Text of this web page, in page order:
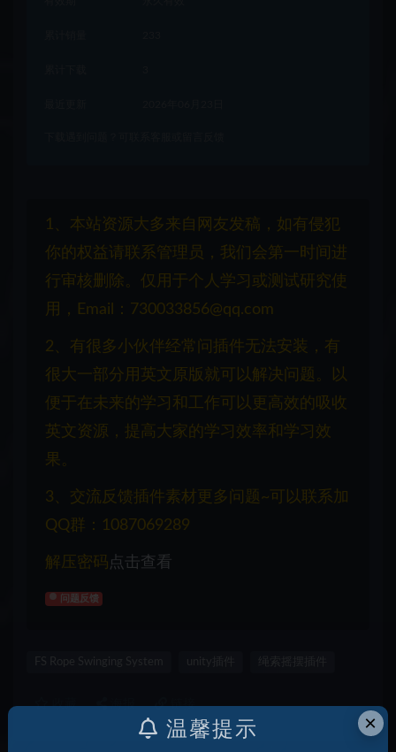
1、本站资源大多来自网友发稿，如有侵犯
你的权益请联系管理员，我们会第一时间进
行审核删除。仅用于个人学习或测试研究使
用，Email：730033856@qq.com
2、有很多小伙伴经常问插件无法安装，有
很大一部分用英文原版就可以解决问题。以
便于在未来的学习和工作可以更高效的吸收
英文资源，提高大家的学习效率和学习效
果。
3、交流反馈插件素材更多问题~可以联系加
QQ群：1087069289
解压密码 点击查看
问题反馈
FS Rope Swinging System unity插件
收藏 海报 链接
×
温馨提示